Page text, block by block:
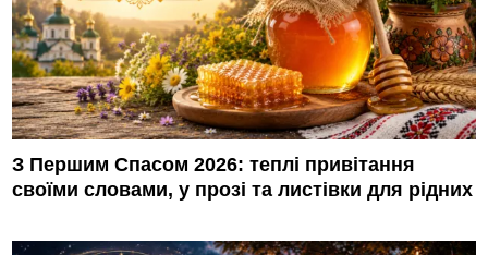
З Першим Спасом 2026: теплі привітання
своїми словами, у прозі та листівки для рідних